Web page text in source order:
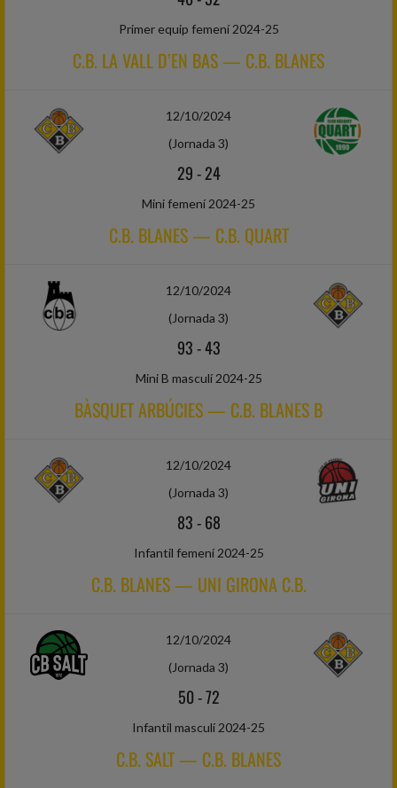
Primer equip femení 2024-25
C.B. LA VALL D’EN BAS — C.B. BLANES
12/10/2024
(Jornada 3)
29-24
Mini femení 2024-25
C.B. BLANES — C.B. QUART
12/10/2024
(Jornada 3)
93-43
Mini B masculí 2024-25
BÀSQUET ARBÚCIES — C.B. BLANES B
12/10/2024
(Jornada 3)
83-68
Infantil femení 2024-25
C.B. BLANES — UNI GIRONA C.B.
12/10/2024
(Jornada 3)
50-72
Infantil masculí 2024-25
C.B. SALT — C.B. BLANES